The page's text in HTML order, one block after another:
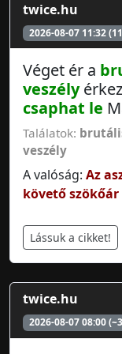
twice.hu
2026-08-07 11:32
Véget ér a
veszély
csaphat le
Találatok:
veszély
A valóság: Az
követő
Lássuk a cikket!
twice.hu
2026-08-07 08:00